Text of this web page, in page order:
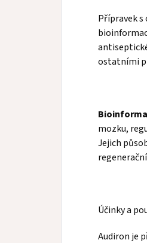
Přípravek
ostatními
mozku,
Jejich
Účinky a
Audiron je